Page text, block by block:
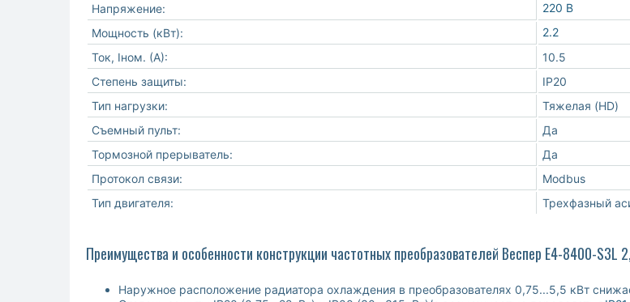
Напряжение:
220 В
Мощность (кВт):
2.2
Ток, Iном. (А):
10.5
Степень защиты:
IP20
Тип нагрузки:
Тяжелая (HD)
Съемный пульт:
Да
Тормозной прерыватель:
Да
Протокол связи:
Modbus
Тип двигателя:
Трехфазный
Преимущества и особенности конструкции частотных преобразователей Веспер E4-8400-S3L
Наружное расположение радиатора охлаждения в преобразователях 0,75...5,5 кВт